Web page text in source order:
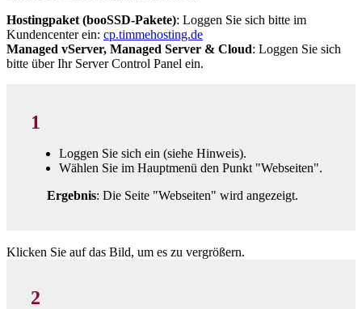
Hostingpaket (booSSD-Pakete): Loggen Sie sich bitte im
Kundencenter ein: cp.timmehosting.de
Managed vServer, Managed Server & Cloud: Loggen Sie sich
bitte über Ihr Server Control Panel ein.
1
Loggen Sie sich ein (siehe Hinweis).
Wählen Sie im Hauptmenü den Punkt "Webseiten".
Ergebnis: Die Seite "Webseiten" wird angezeigt.
Klicken Sie auf das Bild, um es zu vergrößern.
2